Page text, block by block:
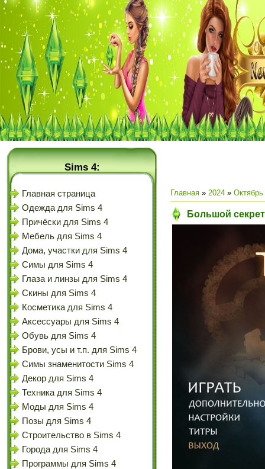
Sims 4:
Главная страница
Одежда для Sims 4
Причёски для Sims 4
Мебель для Sims 4
Дома, участки для Sims 4
Симы для Sims 4
Глаза и линзы для Sims 4
Скины для Sims 4
Косметика для Sims 4
Аксессуары для Sims 4
Обувь для Sims 4
Брови, усы и т.п. для Sims 4
Симы знаменитости Sims 4
Декор для Sims 4
Техника для Sims 4
Моды для Sims 4
Позы для Sims 4
Строительство в Sims 4
Города для Sims 4
Программы для Sims 4
Главная » 2024 » Октябрь
Большой